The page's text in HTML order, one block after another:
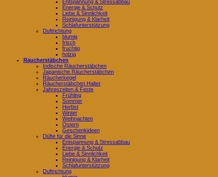
Entspannung & Stressabbau
Energie & Schutz
Liebe & Sinnlichkeit
Reinigung & Klarheit
Schlafunterstützung
Duftrichtung
blumig
frisch
fruchtig
holzig
Räucherstäbchen
Indische Räucherstäbchen
Japanische Räucherstäbchen
Räucherkegel
Räucherstäbchen Halter
Jahreszeiten & Feste
Frühling
Sommer
Herbst
Winter
Weihnachten
Ostern
Geschenkideen
Düfte für die Sinne
Entspannung & Stressabbau
Energie & Schutz
Liebe & Sinnlichkeit
Reinigung & Klarheit
Schlafunterstützung
Duftrichtung